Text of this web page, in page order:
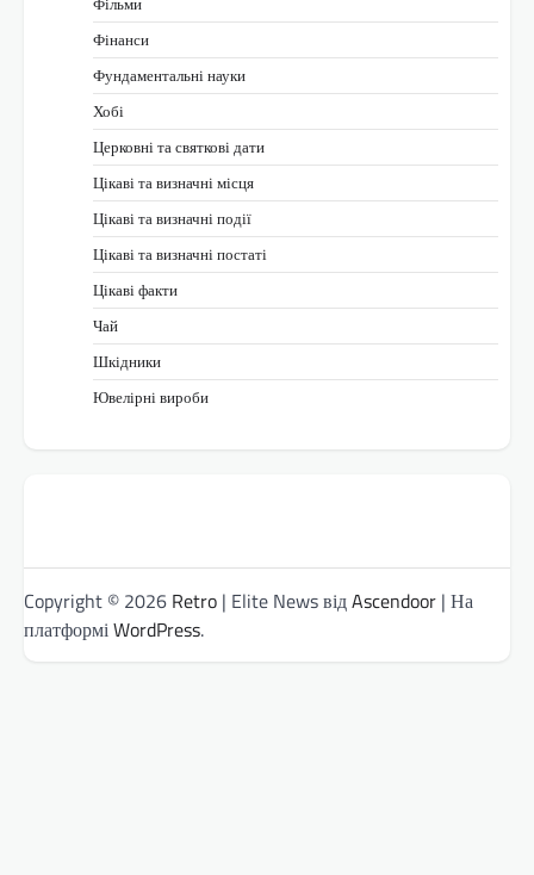
Фінанси
Фундаментальні науки
Хобі
Церковні та святкові дати
Цікаві та визначні місця
Цікаві та визначні події
Цікаві та визначні постаті
Цікаві факти
Чай
Шкідники
Ювелірні вироби
Copyright © 2026 Retro | Elite News відAscendoor | На
платформіWordPress.